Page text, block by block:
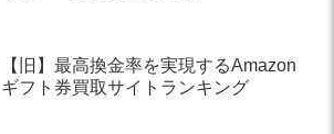
【旧】最高換金率を実現するAmazon
ギフト券買取サイトランキング